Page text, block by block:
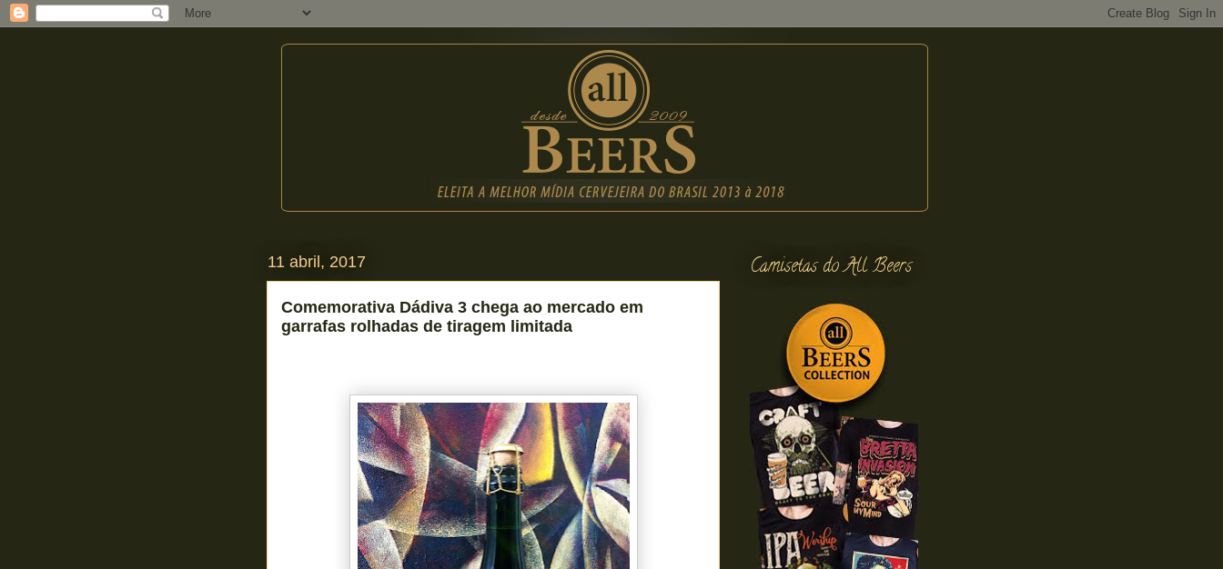
11 abril, 2017
Comemorativa Dádiva 3 chega ao mercado em
garrafas rolhadas de tiragem limitada
Camisetas do All Beers